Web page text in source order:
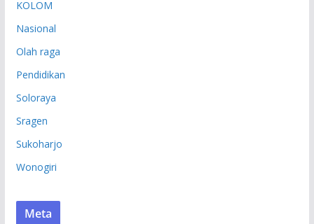
KOLOM
Nasional
Olah raga
Pendidikan
Soloraya
Sragen
Sukoharjo
Wonogiri
Meta